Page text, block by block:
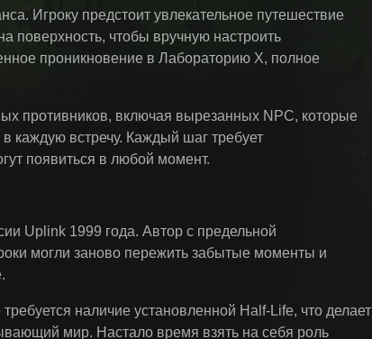
Игроку предстоит увлекательное путешествие
поверхность, чтобы вручную настроить
проникновение в Лабораторию X, полное
противников, включая вырезанных NPC, которые
каждую встречу. Каждый шаг требует
появиться в любой момент.
Uplink 1999 года. Автор с предельной
могли заново пережить забытые моменты и
наличие установленной Half-Life, что делает
мир. Настало время взять на себя роль